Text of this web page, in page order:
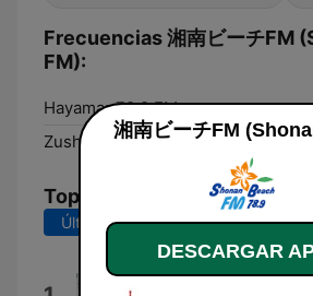
Frecuencias 湘南ビーチFM
FM):
Hayama: 78.9 FM
Zushi:
78.9 FM
Top Canciones
Últimos 7 días Últimos 30 días
Moanin'
DESCARGAR